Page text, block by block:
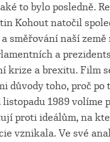
to bylo posledně.
Kohout natočil
směřování naší země
a
krize a brexitu. Film
důvody toho, proč po
1989 volíme
proti ideálům, na
vznikala. Ve své